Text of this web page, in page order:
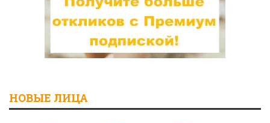
НОВЫЕ ЛИЦА